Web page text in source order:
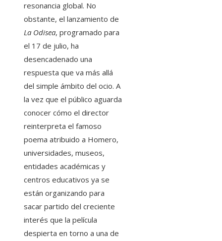
resonancia global. No
obstante, el lanzamiento de
La Odisea, programado para
el 17 de julio, ha
desencadenado una
respuesta que va más allá
del simple ámbito del ocio. A
la vez que el público aguarda
conocer cómo el director
reinterpreta el famoso
poema atribuido a Homero,
universidades, museos,
entidades académicas y
centros educativos ya se
están organizando para
sacar partido del creciente
interés que la película
despierta en torno a una de